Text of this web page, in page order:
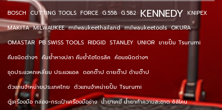
BOSCH CUTTING TOOLS FORCE G.558 G.582 KENNEDY KNIPEX
MAKITA MILWAUKEE milwaukeethailand milwaukeetools OKURA
OMASTAR PB SWISS TOOLS RIDGID STANLEY UNIOR ขายปั๊ม Tsurumi
คีมชนิดต่างๆ คีมย้ำหางปลา คีมย้ำไฮโดรลิค ค้อนชนิดต่างๆ
ชุดประแจหกเหลี่ยม ประแจแอล ดอกต๊าป ดายต๊าป ด้ามต๊าป
ตัวแทนจำหน่ายประเทศไทย ตัวแทนจำหน่ายปั๊ม Tsurumi
ตู้เครื่องมือ กล่อง-กระเป๋าเครื่องมือช่าง น้ำยาเคมี น้ำยาทำความสะอาด ซิลิโคน